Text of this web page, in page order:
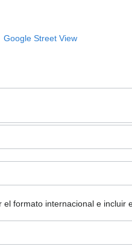
Google Street View
formato internacional e incluir